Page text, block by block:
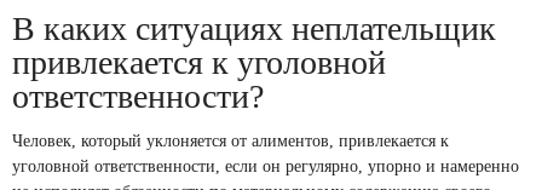
В каких ситуациях неплательщик
привлекается к уголовной
ответственности?
Человек, который уклоняется от алиментов, привлекается к
уголовной ответственности, если он регулярно, упорно и намеренно